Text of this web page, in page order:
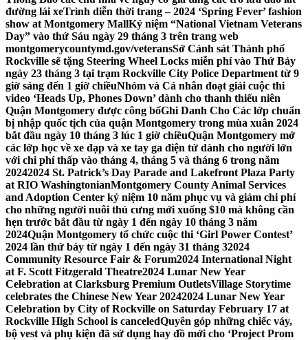
đường lái xeTrình diễn thời trang – 2024 ‘Spring Fever’ fashion
show at Montgomery MallKỷ niệm “National Vietnam Veterans
Day” vào thứ Sáu ngày 29 tháng 3 trên trang web
montgomerycountymd.gov/veteransSở Cảnh sát Thành phố
Rockville sẽ tặng Steering Wheel Locks miễn phí vào Thứ Bảy
ngày 23 tháng 3 tại trạm Rockville City Police Department từ 9
giờ sáng đến 1 giờ chiềuNhóm và Cá nhân đoạt giải cuộc thi
video ‘Heads Up, Phones Down’ dành cho thanh thiếu niên
Quận Montgomery được công bốGhi Danh Cho Các lớp chuẩn
bị nhập quốc tịch của quận Montgomery trong mùa xuân 2024
bắt đầu ngày 10 tháng 3 lúc 1 giờ chiềuQuận Montgomery mở
các lớp học về xe đạp và xe tay ga điện tử dành cho người lớn
với chi phí thấp vào tháng 4, tháng 5 và tháng 6 trong năm
20242024 St. Patrick’s Day Parade and Lakefront Plaza Party
at RIO WashingtonianMontgomery County Animal Services
and Adoption Center kỷ niệm 10 năm phục vụ và giảm chi phí
cho những người nuôi thú cưng mới xuống $10 mà không cần
hẹn trước bắt đầu từ ngày 1 đến ngày 10 tháng 3 năm
2024Quận Montgomery tổ chức cuộc thi ‘Girl Power Contest’
2024 lần thứ bảy từ ngày 1 đến ngày 31 tháng 32024
Community Resource Fair & Forum2024 International Night
at F. Scott Fitzgerald Theatre2024 Lunar New Year
Celebration at Clarksburg Premium OutletsVillage Storytime
celebrates the Chinese New Year 20242024 Lunar New Year
Celebration by City of Rockville on Saturday February 17 at
Rockville High School is canceledQuyên góp những chiếc váy,
bộ vest và phụ kiện đã sử dụng hay đồ mới cho ‘Project Prom